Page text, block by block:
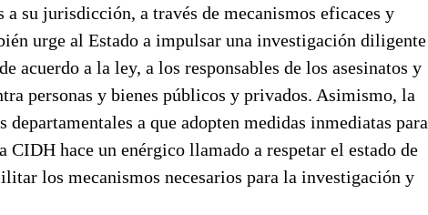
a su jurisdicción, a través de mecanismos eficaces y
urge al Estado a impulsar una investigación diligente
acuerdo a la ley, a los responsables de los asesinatos y
personas y bienes públicos y privados. Asimismo, la
a que adopten medidas inmediatas para
hace un enérgico llamado a respetar el estado de
los mecanismos necesarios para la investigación y